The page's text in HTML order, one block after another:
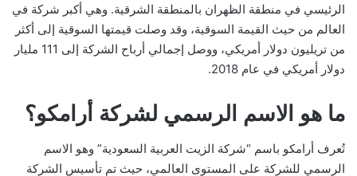
الرئيسي في منطقة الظهران بالمنطقة الشرقية. وهي أكبر شركة في
العالم من حيث القيمة السوقية، وقد وصلت قيمتها السوقية إلى أكثر
من تريليون دولار أمريكي، ووصل إجمالي أرباح الشركة إلى 111 مليار
دولار أمريكي في عام 2018.
ما هو الاسم الرسمي لشركة أرامكو؟
تُعرف أرامكو باسم “شركة الزيت العربية السعودية” وهو الاسم
الرسمي للشركة على المستوى العالمي، حيث تم تأسيس الشركة